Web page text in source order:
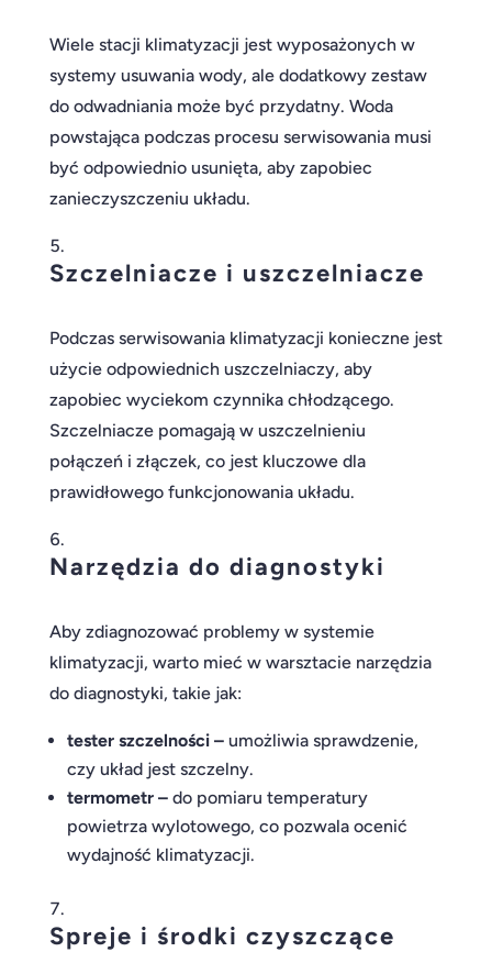
Wiele stacji klimatyzacji jest wyposażonych w
systemy usuwania wody, ale dodatkowy zestaw
do odwadniania może być przydatny. Woda
powstająca podczas procesu serwisowania musi
być odpowiednio usunięta, aby zapobiec
zanieczyszczeniu układu.
Szczelniacze i uszczelniacze
Podczas serwisowania klimatyzacji konieczne jest
użycie odpowiednich uszczelniaczy, aby
zapobiec wyciekom czynnika chłodzącego.
Szczelniacze pomagają w uszczelnieniu
połączeń i złączek, co jest kluczowe dla
prawidłowego funkcjonowania układu.
Narzędzia do diagnostyki
Aby zdiagnozować problemy w systemie
klimatyzacji, warto mieć w warsztacie narzędzia
do diagnostyki, takie jak:
tester szczelności –umożliwia sprawdzenie,
czy układ jest szczelny.
termometr –do pomiaru temperatury
powietrza wylotowego, co pozwala ocenić
wydajność klimatyzacji.
Spreje i środki czyszczące